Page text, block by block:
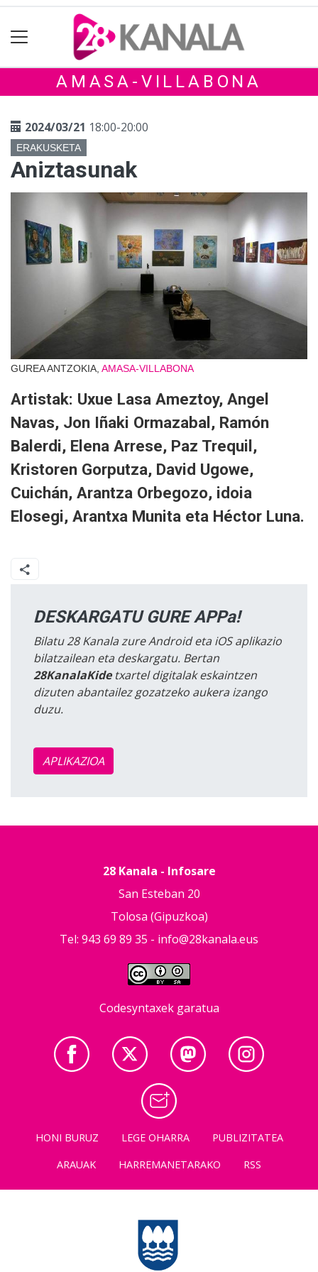
AMASA-VILLABONA
2024/03/21 18:00-20:00
ERAKUSKETA
Aniztasunak
GUREA ANTZOKIA, AMASA-VILLABONA
Artistak: Uxue Lasa Ameztoy, Angel
Navas, Jon Iñaki Ormazabal, Ramón
Balerdi, Elena Arrese, Paz Trequil,
Kristoren Gorputza, David Ugowe,
Cuichán, Arantza Orbegozo, idoia
Elosegi, Arantxa Munita eta Héctor Luna.
DESKARGATU GURE APPa!
Bilatu 28 Kanala zure Android eta iOS aplikazio
bilatzailean eta deskargatu. Bertan
28KanalaKidetxartel digitalak eskaintzen
dizuten abantailez gozatzeko aukera izango
duzu.
APLIKAZIOA
28 Kanala - Infosare
San Esteban 20
Tolosa (Gipuzkoa)
Tel: 943 69 89 35 - info@28kanala.eus
Codesyntaxek garatua
HONI BURUZ LEGE OHARRA
PUBLIZITATEA
ARAUAK
HARREMANETARAKO RSS